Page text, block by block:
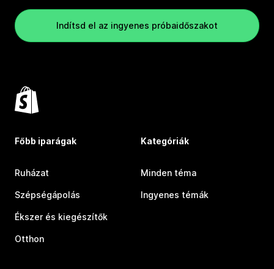
Indítsd el az ingyenes próbaidőszakot
Főbb iparágak
Ruházat
Szépségápolás
Ékszer és kiegészítők
Otthon
Kategóriák
Minden téma
Ingyenes témák